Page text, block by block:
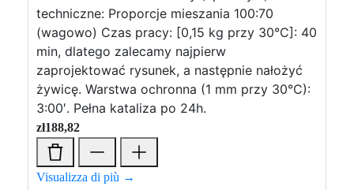
techniczne: Proporcje mieszania 100:70
(wagowo) Czas pracy: [0,15 kg przy 30°C]: 40
min, dlatego zalecamy najpierw
zaprojektować rysunek, a następnie nałożyć
żywicę. Warstwa ochronna (1 mm przy 30°C):
3:00′. Pełna kataliza po 24h.
zł188,82
Visualizza di più →